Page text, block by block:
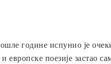
године испунио је
европске поезије